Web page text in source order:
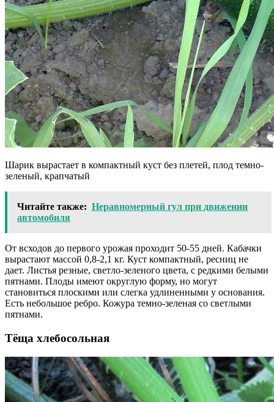
Шарик вырастает в компактный куст без плетей, плод темно-
зеленый, крапчатый
Читайте также: Неравномерный гул при движении
автомобиля
От всходов до первого урожая проходит 50-55 дней. Кабачки
вырастают массой 0,8-2,1 кг. Куст компактный, ресниц не
дает. Листья резные, светло-зеленого цвета, с редкими белыми
пятнами. Плоды имеют округлую форму, но могут
становиться плоскими или слегка удлиненными у основания.
Есть небольшое ребро. Кожура темно-зеленая со светлыми
пятнами.
Тёща хлебосольная